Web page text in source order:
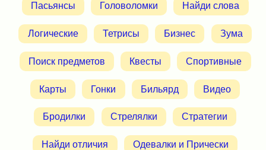
Пасьянсы Головоломки Найди слова
Логические Тетрисы Бизнес Зума
Поиск предметов Квесты Спортивные
Карты Гонки Бильярд Видео
Бродилки Стрелялки Стратегии
Найди отличия Одевалки и Прически